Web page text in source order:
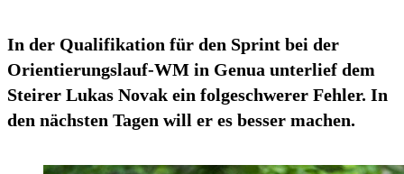
In der Qualifikation für den Sprint bei der
Orientierungslauf-WM in Genua unterlief dem
Steirer Lukas Novak ein folgeschwerer Fehler. In
den nächsten Tagen will er es besser machen.